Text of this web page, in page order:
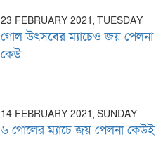
23 FEBRUARY 2021, TUESDAY
গোল উৎসবের ম্যাচেও জয় পেলনা
কেউ
14 FEBRUARY 2021, SUNDAY
৬ গোলের ম্যাচে জয় পেলনা কেউই